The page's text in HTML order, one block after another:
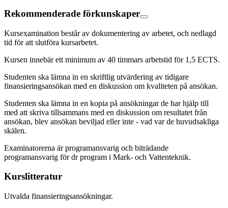
Rekommenderade förkunskaper
Kursexamination består av dokumentering av arbetet, och nedlagd
tid för att slutföra kursarbetet.
Kursen innebär ett minimum av 40 timmars arbetstid för 1,5 ECTS.
Studenten ska lämna in en skriftlig utvärdering av tidigare
finansieringsansökan med en diskussion om kvaliteten på ansökan.
Studenten ska lämna in en kopia på ansökningar de har hjälp till
med att skriva tillsammans med en diskussion om resultatet från
ansökan, blev ansökan beviljad eller inte - vad var de huvudsakliga
skälen.
Examinatorerna är programansvarig och biträdande
programansvarig för dr program i Mark- och Vattenteknik.
Kurslitteratur
Utvalda finansieringsansökningar.